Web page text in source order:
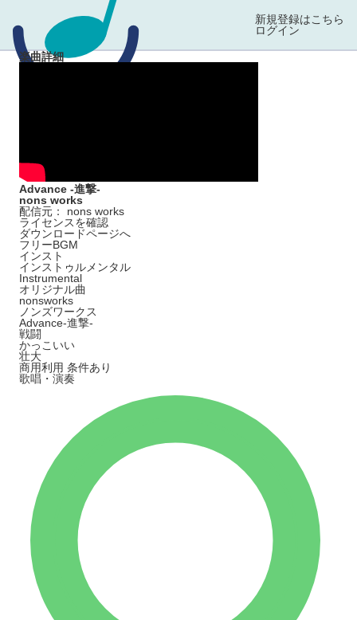
新規登録はこちら
ログイン
楽曲詳細
Advance -進撃-
nons works
配信元： nons works
ライセンスを確認
ダウンロードページへ
フリーBGM
インスト
インストゥルメンタル
Instrumental
オリジナル曲
nonsworks
ノンズワークス
Advance-進撃-
戦闘
かっこいい
壮大
商用利用 条件あり
歌唱・演奏